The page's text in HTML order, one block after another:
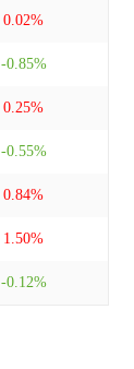
0.02%
-0.85%
0.25%
-0.55%
0.84%
1.50%
-0.12%